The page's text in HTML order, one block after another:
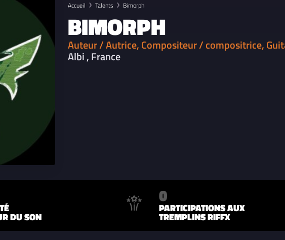
Accueil Talents Bimorph
BIMORPH
Auteur / Autrice, Compositeur / compositrice,
Albi , France
DU SON
0
PARTICIPATIONS AUX
TREMPLINS RIFFX